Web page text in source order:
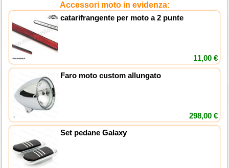
Accessori moto in evidenza:
catarifrangente per moto a 2 punte
11,00 €
Faro moto custom allungato
298,00 €
Set pedane Galaxy